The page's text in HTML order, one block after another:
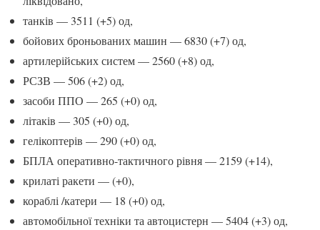
танків — 3511 (+5) од,
бойових броньованих машин — 6830 (+7) од,
артилерійських систем — 2560 (+8) од,
РСЗВ — 506 (+2) од,
засоби ППО — 265 (+0) од,
літаків — 305 (+0) од,
гелікоптерів — 290 (+0) од,
БПЛА оперативно-тактичного рівня — 2159 (+14),
крилаті ракети — (+0),
кораблі /катери — 18 (+0) од,
автомобільної техніки та автоцистерн — 5404 (+3) од,